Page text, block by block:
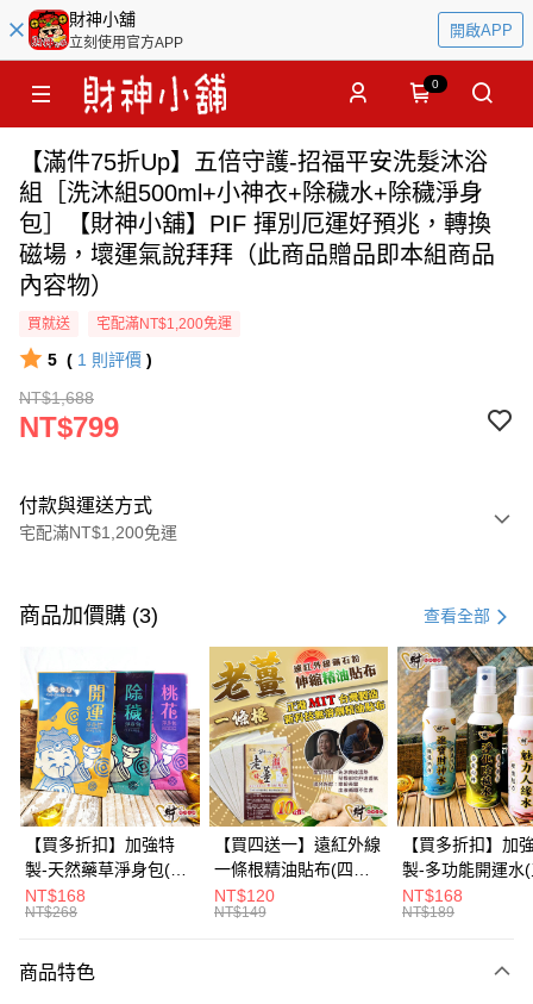
財神小舖
立刻使用官方APP
開啟APP
0
【滿件75折Up】五倍守護-招福平安洗髮沐浴
組［洗沐組500ml+小神衣+除穢水+除穢淨身
包］【財神小舖】PIF 揮別厄運好預兆，轉換
磁場，壞運氣說拜拜（此商品贈品即本組商品
內容物）
買就送 宅配滿NT$1,200免運
5 ( 1 則評價 )
NT$1,688
NT$799
付款與運送方式
宅配滿NT$1,200免運
信用卡一次付款
3 期 0 利率 每期NT$266 21家銀行
合作金庫商業銀行
第一商業銀行
華南商業銀行
彰化商業銀行
上海商業儲蓄銀行
台北富邦商業銀行
國泰世華商業銀行
兆豐國際商業銀行
臺灣中小企業銀行
台中商業銀行
匯豐（台灣）商業銀行
華泰商業銀行
聯邦商業銀行
遠東國際商業銀行
元大商業銀行
台灣樂天信用卡公司
6 期 0 利率 每期 NT$133 21家銀行
合作金庫商業銀行
第一商業銀行
華南商業銀行
彰化商業銀行
上海商業儲蓄銀行
台北富邦商業銀行
國泰世華商業銀行
兆豐國際商業銀行
臺灣中小企業銀行
台中商業銀行
匯豐（台灣）商業銀行
聯邦商業銀行
玉山商業銀行
12 期 0 利率 每期NT$66 21家銀行
合作金庫商業銀行
第一商業銀行
華南商業銀行
彰化商業銀行
上海商業儲蓄銀行
台北富邦商業銀行
國泰世華商業銀行
兆豐國際商業銀行
臺灣中小企業銀行
元大商業銀行
超商取貨付款
LINE Pay
Apple Pay
悠遊付
商品加價購 (3) 查看全部
【買多折扣】加強特
製-天然藥草淨身包(四
款任選)3入【財神小
舖】開運，桃花，除穢
NT$168
NT$268
【買四送一】遠紅外線
一條根精油貼布(四款
任選)【財神小舖】專
利技術、伸縮貼布、關
NT$120
NT$149
【買多折扣】加
製-多功能開運水
任選)《大師特製
《含開光》財神
NT$168
NT$189
商品特色